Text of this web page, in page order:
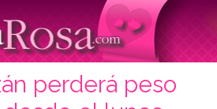
perderá peso